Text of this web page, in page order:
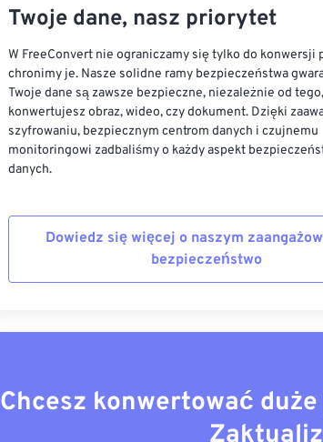
Twoje dane, nasz priorytet
W FreeConvert nie ograniczamy się tylko do konwersji
chronimy je. Nasze solidne ramy bezpieczeństwa
Twoje dane są zawsze bezpieczne, niezależnie od
konwertujesz obraz, wideo, czy dokument. Dzięki
szyfrowaniu, bezpiecznym centrom danych i czujnemu
monitoringowi zadbaliśmy o każdy aspekt
danych.
Dowiedz się więcej o naszym
bezpieczeństwo
Chcesz konwertować